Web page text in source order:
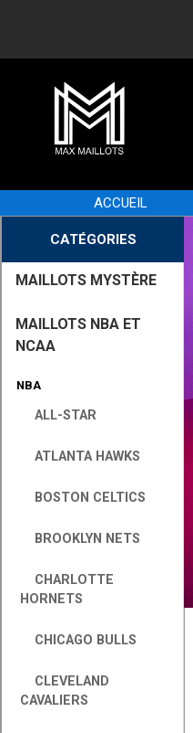
ACCUEIL
CATÉGORIES
MAILLOTS MYSTÈRE
MAILLOTS NBA ET
NCAA
NBA
ALL-STAR
ATLANTA HAWKS
BOSTON CELTICS
BROOKLYN NETS
CHARLOTTE
HORNETS
CHICAGO BULLS
CLEVELAND
CAVALIERS